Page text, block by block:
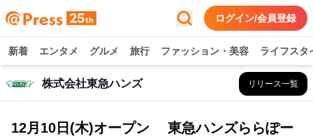
ログイン/会員登録
新着 エンタメ グルメ 旅行 ファッション・美容 ライフスタ
株式会社東急ハンズ リリース一覧
12月10日(木)オープン 東急ハンズららぽー